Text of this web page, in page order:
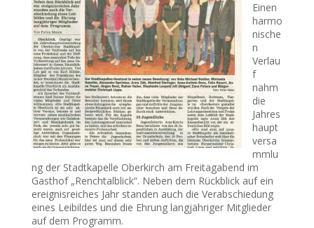
Einen
harmo
nische
n
Verlau
f
nahm
die
Jahres
haupt
versa
mmlu
ng der Stadtkapelle Oberkirch am Freitagabend im
Gasthof „Renchtalblick“. Neben dem Rückblick auf ein
ereignisreiches Jahr standen auch die Verabschiedung
eines Leibildes und die Ehrung langjähriger Mitglieder
auf dem Programm.